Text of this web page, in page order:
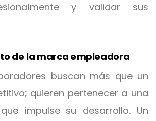
y validar sus
de la marca empleadora
buscan más que un
quieren pertenecer a una
impulse su desarrollo. Un